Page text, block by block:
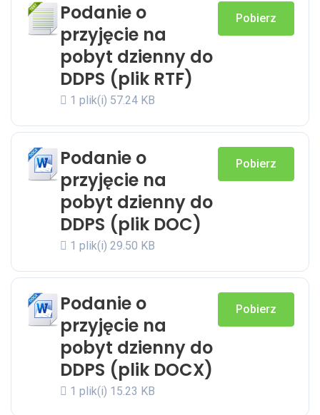
Podanie o
przyjęcie na
pobyt dzienny do
DDPS (plik RTF)
1 plik(i) 57.24 KB
Pobierz
Podanie o
przyjęcie na
pobyt dzienny do
DDPS (plik DOC)
1 plik(i) 29.50 KB
Pobierz
Podanie o
przyjęcie na
pobyt dzienny do
DDPS (plik DOCX)
1 plik(i) 15.23 KB
Pobierz